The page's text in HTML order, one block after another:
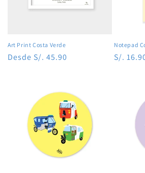
Art Print Costa Verde
Precio
Desde S/. 45.90
Notepad
Precio
S/.